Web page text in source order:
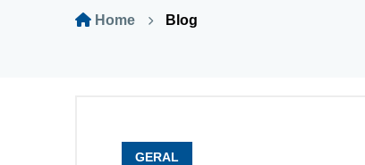
Home Blog
GERAL